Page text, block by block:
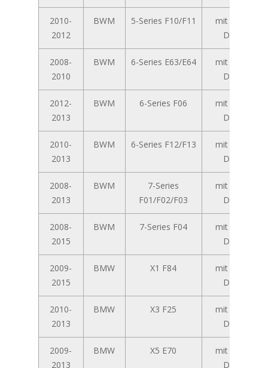
2010-
2012
BWM 5-Series F10/F11
mit 6,5-Zoll
Display
2008-
2010
BWM 6-Series E63/E64
mit 6,5-Zoll
Display
2012-
2013
BWM 6-Series F06
mit 6,5-Zoll
Display
2010-
2013
BWM 6-Series F12/F13
mit 6,5-Zoll
Display
2008-
2013
BWM
7-Series
F01/F02/F03
mit 6,5-Zoll
Display
2008-
2015
BWM 7-Series F04
mit 6,5-Zoll
Display
2009-
2015
BMW X1 F84
mit 6,5-Zoll
Display
2010-
2013
BMW X3 F25
mit 6,5-Zoll
Display
2009-
2013
BMW X5 E70
mit 6,5-Zoll
Display